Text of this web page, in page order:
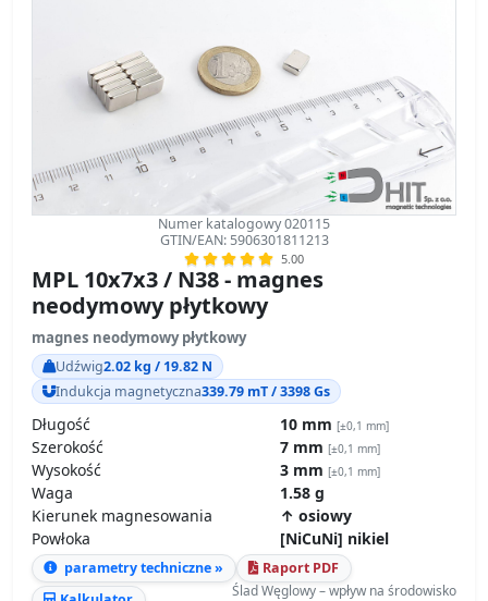
Numer katalogowy 020115
GTIN/EAN: 5906301811213
5.00
MPL 10x7x3 / N38 - magnes
neodymowy płytkowy
magnes neodymowy płytkowy
Udźwig2.02 kg / 19.82 N
Indukcja magnetyczna339.79 mT / 3398 Gs
Długość 10 mm [±0,1 mm]
Szerokość 7 mm [±0,1 mm]
Wysokość 3 mm [±0,1 mm]
Waga
1.58 g
Kierunek magnesowania
↑ osiowy
Powłoka
[NiCuNi] nikiel
parametry techniczne »
Raport PDF
Ślad Węglowy – wpływ na środowisko